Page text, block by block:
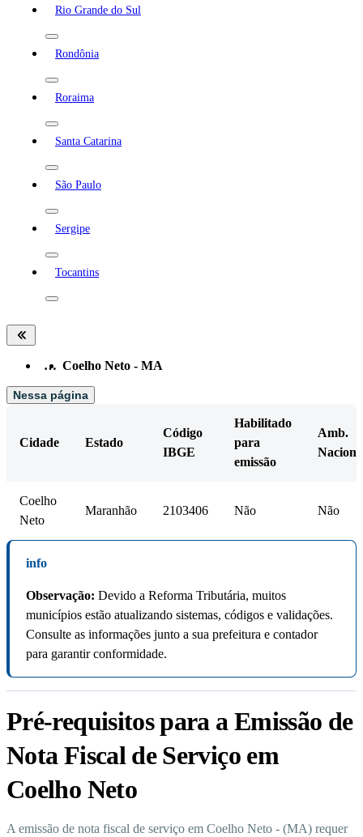
Rio Grande do Sul
Rondônia
Roraima
Santa Catarina
São Paulo
Sergipe
Tocantins
… Coelho Neto - MA
Nessa página
Cidade Estado
Código
IBGE
Habilitado
para
emissão
Amb.
Coelho
Neto
Maranhão 2103406 Não Não
info
Observação: Devido a Reforma Tributária, muitos
municípios estão atualizando sistemas, códigos e validações.
Consulte as informações junto a sua prefeitura e contador
para garantir conformidade.
Pré-requisitos para a Emissão de
Nota Fiscal de Serviço em
Coelho Neto
A emissão de nota fiscal de serviço em Coelho Neto - (MA) requer